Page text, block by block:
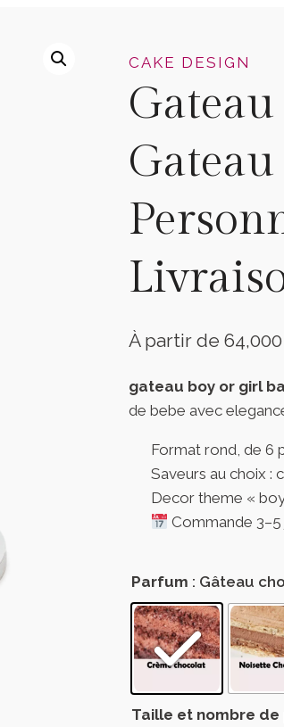
CAKE DESIGN
À partir de
gateau boy or girl
de bebe avec
Format rond, de 6
Saveurs au choix :
Decor theme «
Commande 3–5
Parfum : Gâteau
Taille et nombre de